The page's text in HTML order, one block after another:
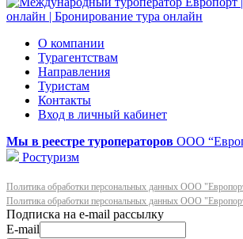
О компании
Турагентствам
Направления
Туристам
Контакты
Вход в личный кабинет
Мы в реестре туроператоров ООО
Ростуризм
Политика обработки персональных данных ООО
Политика обработки персональных данных ООО
E-mail